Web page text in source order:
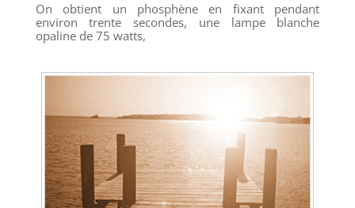
On obtient un phosphène en fixant pendant
environ trente secondes, une lampe blanche
opaline de 75 watts,